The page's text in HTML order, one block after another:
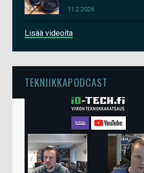
11.2.2026
Lisää videoita
TEKNIIKKAPODCAST